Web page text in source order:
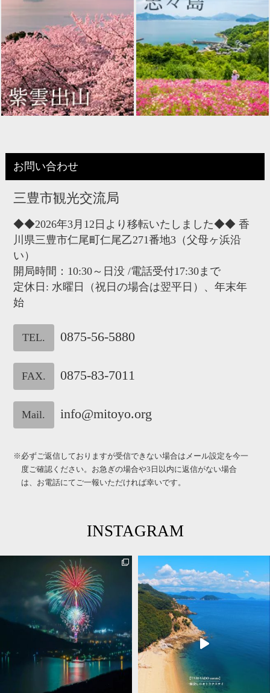
お問い合わせ
三豊市観光交流局
◆◆2026年3月12日より移転いたしました◆◆ 香
川県三豊市仁尾町仁尾乙271番地3（父母ヶ浜沿
い）
開局時間：10:30～日没 /電話受付17:30まで
定休日: 水曜日（祝日の場合は翌平日）、年末年
始
TEL. 0875-56-5880
FAX. 0875-83-7011
Mail. info@mitoyo.org
※必ずご返信しておりますが受信できない場合はメール設定を今一
度ご確認ください。お急ぎの場合や3日以内に返信がない場合
は、お電話にてご一報いただければ幸いです。
INSTAGRAM